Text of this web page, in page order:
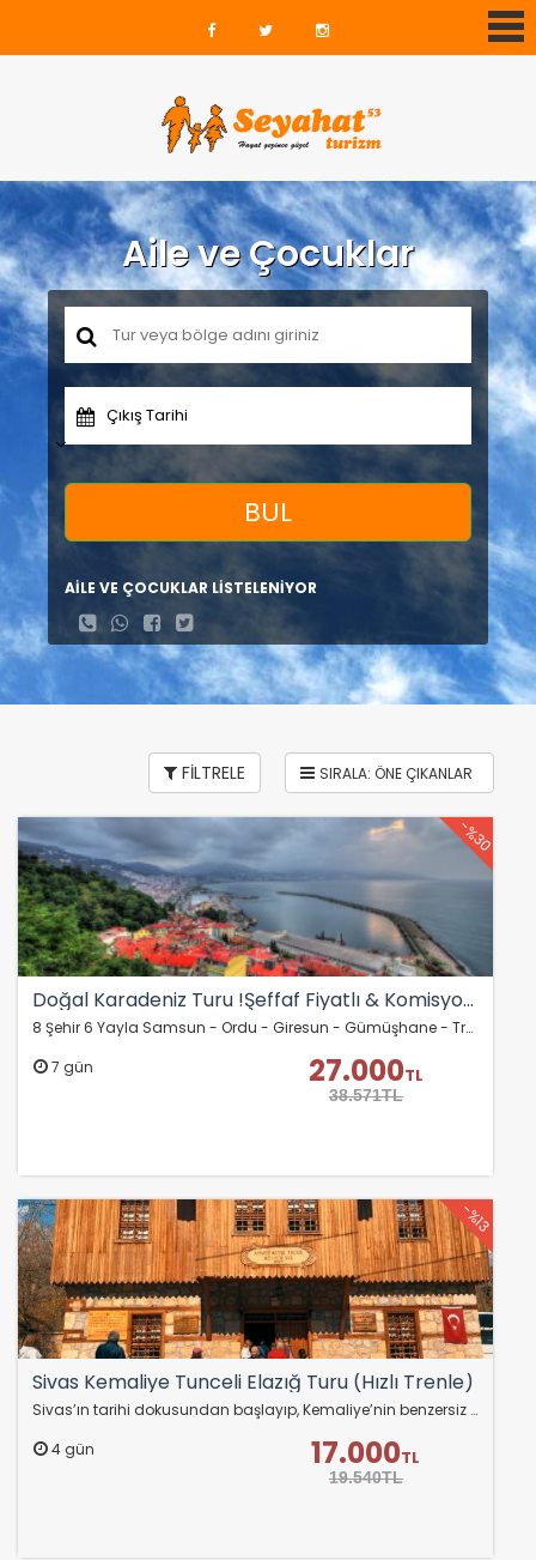
Aile ve Çocuklar
Çıkış Tarihi
BUL
AİLE VE ÇOCUKLAR LİSTELENİYOR
FİLTRELE
Doğal Karadeniz Turu !Şeffaf Fiyatlı & Komisyonsuz!
8 Şehir 6 Yayla Samsun - Ordu - Giresun - Gümüşhane - Trabzon - Rize - Artvin - Batum
-%30
7 gün 27.000TL
38.571TL
Sivas Kemaliye Tunceli Elazığ Turu (Hızlı Trenle)
Sivas’ın tarihi dokusundan başlayıp, Kemaliye’nin benzersiz vadilerinde doğayla buluşacak, Tunceli’nin huzur veren manzaralarında dinlenecek ve Elazığ’ın kültürel…
-%13
4 gün 17.000TL
19.540TL